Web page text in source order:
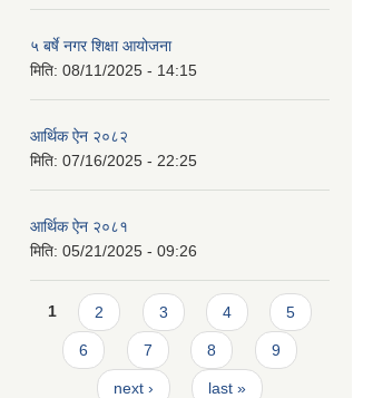
५ बर्षे नगर शिक्षा आयोजना
मिति: 08/11/2025 - 14:15
आर्थिक ऐन २०८२
मिति: 07/16/2025 - 22:25
आर्थिक ऐन २०८१
मिति: 05/21/2025 - 09:26
Pages
1 2 3 4 5
6 7 8 9
next › last »